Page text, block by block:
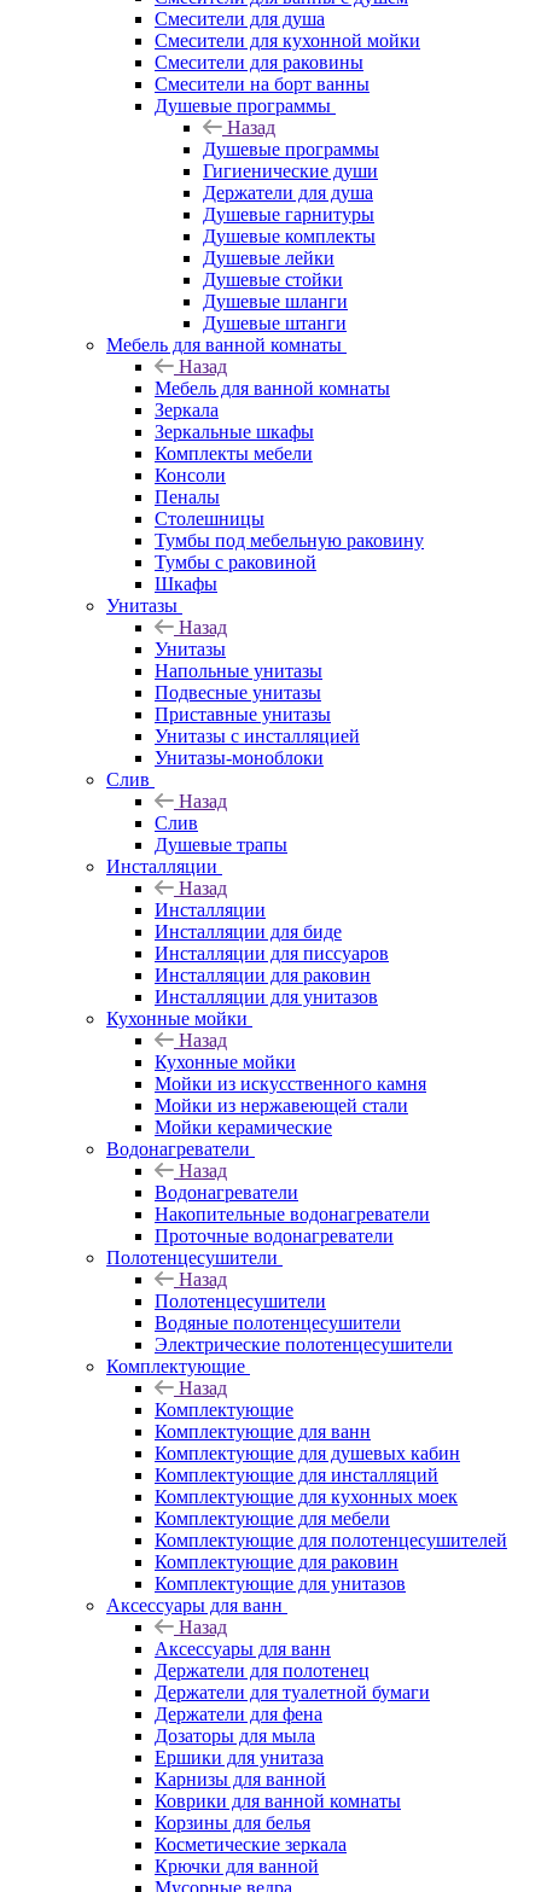
Смесители для душа
Смесители для кухонной мойки
Смесители для раковины
Смесители на борт ванны
Душевые программы
Назад
Душевые программы
Гигиенические души
Держатели для душа
Душевые гарнитуры
Душевые комплекты
Душевые лейки
Душевые стойки
Душевые шланги
Душевые штанги
Мебель для ванной комнаты
Назад
Мебель для ванной комнаты
Зеркала
Зеркальные шкафы
Комплекты мебели
Консоли
Пеналы
Столешницы
Тумбы под мебельную раковину
Тумбы с раковиной
Шкафы
Унитазы
Назад
Унитазы
Напольные унитазы
Подвесные унитазы
Приставные унитазы
Унитазы с инсталляцией
Унитазы-моноблоки
Слив
Назад
Слив
Душевые трапы
Инсталляции
Назад
Инсталляции
Инсталляции для биде
Инсталляции для писсуаров
Инсталляции для раковин
Инсталляции для унитазов
Кухонные мойки
Назад
Кухонные мойки
Мойки из искусственного камня
Мойки из нержавеющей стали
Мойки керамические
Водонагреватели
Назад
Водонагреватели
Накопительные водонагреватели
Проточные водонагреватели
Полотенцесушители
Назад
Полотенцесушители
Водяные полотенцесушители
Электрические полотенцесушители
Комплектующие
Назад
Комплектующие
Комплектующие для ванн
Комплектующие для душевых кабин
Комплектующие для инсталляций
Комплектующие для кухонных моек
Комплектующие для мебели
Комплектующие для полотенцесушителей
Комплектующие для раковин
Комплектующие для унитазов
Аксессуары для ванн
Назад
Аксессуары для ванн
Держатели для полотенец
Держатели для туалетной бумаги
Держатели для фена
Дозаторы для мыла
Ершики для унитаза
Карнизы для ванной
Коврики для ванной комнаты
Корзины для белья
Косметические зеркала
Крючки для ванной
Мусорные ведра